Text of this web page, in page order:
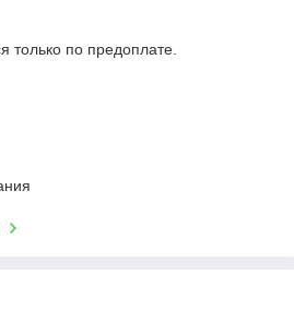
только по предоплате.